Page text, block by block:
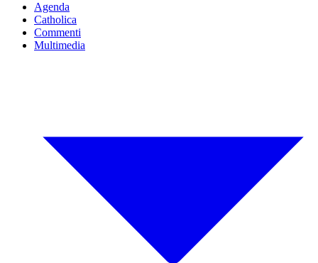
Agenda
Catholica
Commenti
Multimedia